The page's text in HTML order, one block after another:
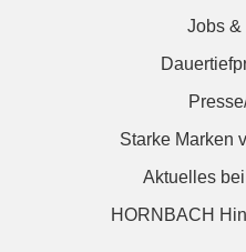
Jobs &
Starke Marken
Aktuelles
HORNBACH